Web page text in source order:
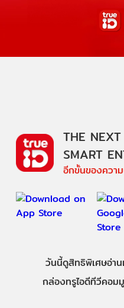
THE
SMART
อีกขั้นของควา
วันนี้ดูสิทธิพิเศษอ่าน
กล่องทรูไอดีทีวีคอม